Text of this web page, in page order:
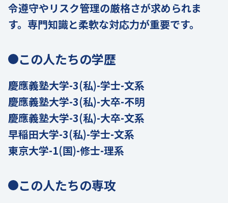
令遵守やリスク管理の厳格さが求められま
す。専門知識と柔軟な対応力が重要です。
この人たちの学歴
慶應義塾大学-3(私)-学士-文系
慶應義塾大学-3(私)-大卒-不明
慶應義塾大学-3(私)-大卒-文系
早稲田大学-3(私)-学士-文系
東京大学-1(国)-修士-理系
この人たちの専攻